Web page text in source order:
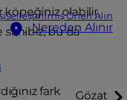
Öneri Alın
Nereden Alınır
Gözat
köpeğiniz olabilir.
sahibiz, bu da
fark